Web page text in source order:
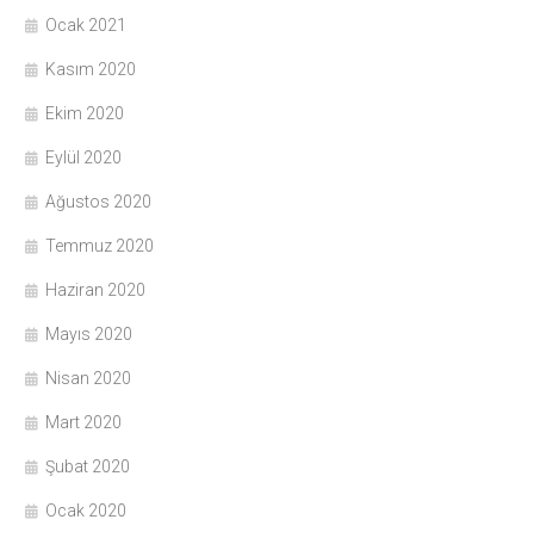
Ocak 2021
Kasım 2020
Ekim 2020
Eylül 2020
Ağustos 2020
Temmuz 2020
Haziran 2020
Mayıs 2020
Nisan 2020
Mart 2020
Şubat 2020
Ocak 2020